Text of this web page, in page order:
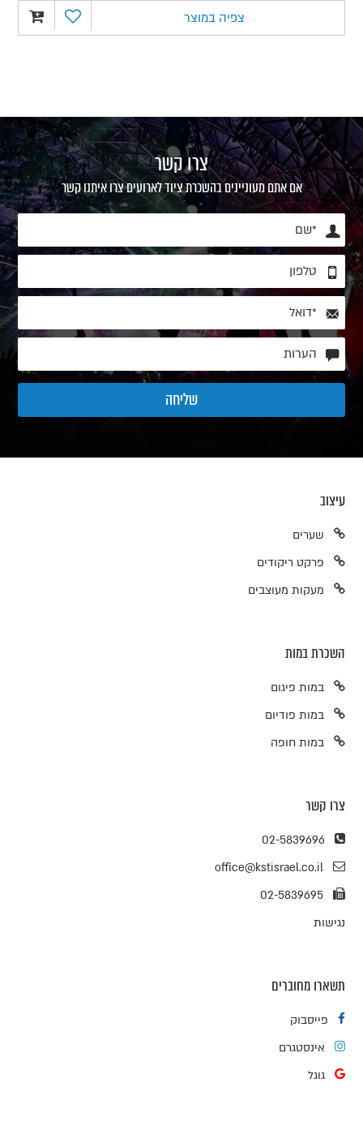
צפיה במוצר
צרו קשר
אם אתם מעוניינים בהשכרת ציוד לארועים צרו איתנו קשר
עיצוב
שערים
פרקט ריקודים
מעקות מעוצבים
השכרת במות
במות פיגום
במות פודיום
במות חופה
צרו קשר
02-5839696
office@kstisrael.co.il
02-5839695
נגישות
תשארו מחוברים
פייסבוק
אינסטגרם
גוגל